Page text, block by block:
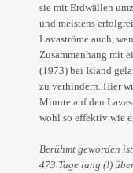
sie mit Erdwällen
und meistens
Lavaströme auch,
Zusammenhang mit
(1973) bei Island
zu verhindern. Hier
Minute auf den
wohl so effektiv wie
Berühmt geworden
473 Tage lang (!)